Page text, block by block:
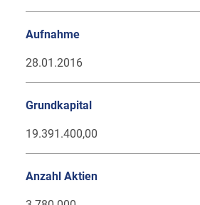
Aufnahme
28.01.2016
Grundkapital
19.391.400,00
Anzahl Aktien